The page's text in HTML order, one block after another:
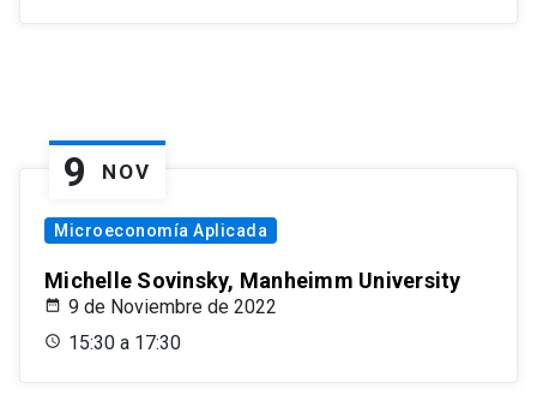
9 NOV
Microeconomía Aplicada
Michelle Sovinsky, Manheimm University
9 de Noviembre de 2022
15:30 a 17:30